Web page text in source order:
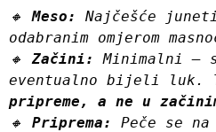
🔸 Meso:
Najčešće
odabranim omjerom
🔸 Začini:
Minimalni –
eventualno bijeli luk.
pripreme, a ne u
🔸 Priprema:
Peče se